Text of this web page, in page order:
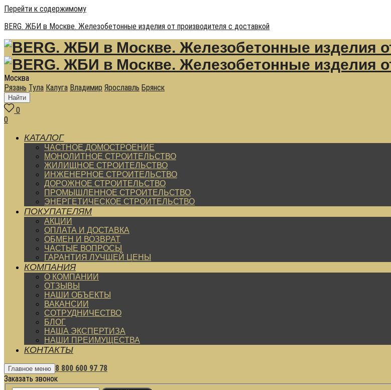
Перейти к содержимому
BERG. ЖБИ в Москве. Железобетонные изделия от производителя с доставкой
Москва
Рязань Тула Калуга Владимир Ярославль Брянск
Найти
0
0
КАТАЛОГ
ЧАСТНОЕ ДОМОСТРОЕНИЕ
МОНОЛИТНОЕ СТРОИТЕЛЬСТВО
ЖИЛИЩНОЕ СТРОИТЕЛЬСТВО
ИНЖЕНЕРНОЕ СТРОИТЕЛЬСТВО
ДОРОЖНОЕ СТРОИТЕЛЬСТВО
ПРОМЫШЛЕННОЕ СТРОИТЕЛЬСТВО
ЭНЕРГЕТИЧЕСКОЕ СТРОИТЕЛЬСТВО
ПОКУПАТЕЛЯМ
АКЦИИ
ОПЛАТА И ДОСТАВКА
ОБМЕН И ВОЗВРАТ
ЧАСТЫЕ ВОПРОСЫ
ГАРАНТИЯ ЛУЧШЕЙ ЦЕНЫ
КОМПАНИЯ
О КОМПАНИИ
ОТЗЫВЫ
НАШИ ОБЪЕКТЫ
ВАКАНСИИ
СОТРУДНИЧЕСТВО
БЛОГ
НАША ЭКСПЕРТИЗА
НАШИ ПРЕИМУЩЕСТВА
КОНТАКТЫ
Главное меню 8 800 600 97 78
Заказать звонок